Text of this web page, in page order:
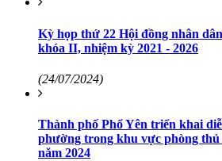
Kỳ họp thứ 22 Hội đồng nhân
khóa II, nhiệm kỳ 2021 - 2026
(24/07/2024)
Thành phố Phổ Yên triển khai
phường trong khu vực phòng thủ
năm 2024